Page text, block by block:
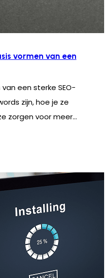
vormen van een
een sterke SEO-
zijn, hoe je ze
zorgen voor meer